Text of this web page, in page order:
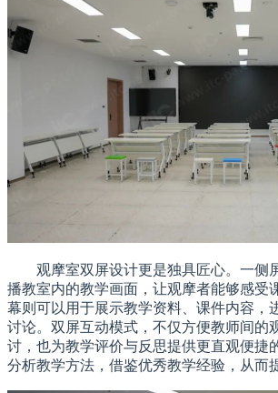
观摩室双屏设计更是独具匠心。一侧
播教室内的教学画面，让观摩者能够感受
幕则可以用于展示教学资料、课件内容，
讨论。双屏互动模式，不仅方便教师间的
讨，也为教学评价与反思提供更直观便捷
分析教学方法，借鉴优秀教学经验，从而